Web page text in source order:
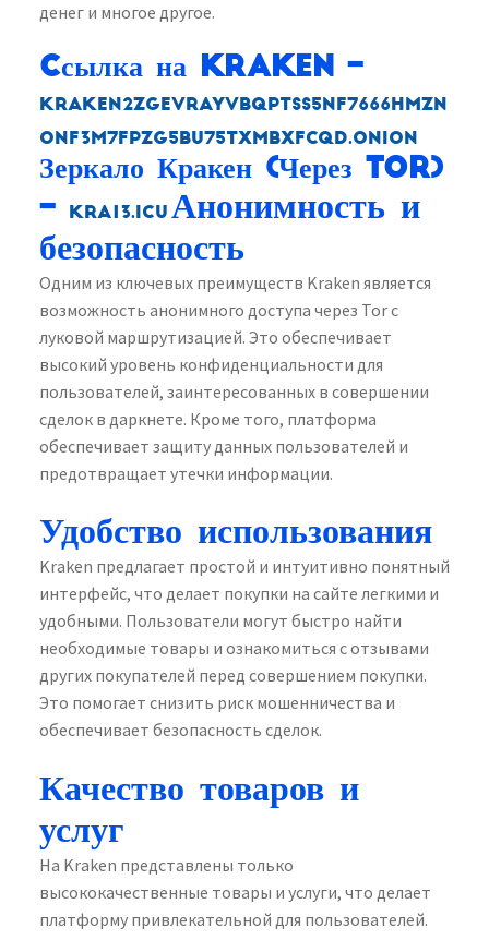
денег и многое другое.
Cсылка на Kraken –
kraken2zgevrayvbqptss5nf7666hmzn
onf3m7fpzg5bu75txmbxfcqd.onion
Зеркало Кракен (Через Tor)
–
kra13.icu Анонимность и
безопасность
Одним из ключевых преимуществ Kraken является
возможность анонимного доступа через Tor с
луковой маршрутизацией. Это обеспечивает
высокий уровень конфиденциальности для
пользователей, заинтересованных в совершении
сделок в даркнете. Кроме того, платформа
обеспечивает защиту данных пользователей и
предотвращает утечки информации.
Удобство использования
Kraken предлагает простой и интуитивно понятный
интерфейс, что делает покупки на сайте легкими и
удобными. Пользователи могут быстро найти
необходимые товары и ознакомиться с отзывами
других покупателей перед совершением покупки.
Это помогает снизить риск мошенничества и
обеспечивает безопасность сделок.
Качество товаров и
услуг
На Kraken представлены только
высококачественные товары и услуги, что делает
платформу привлекательной для пользователей.